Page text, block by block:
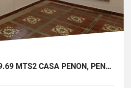
ALQUILER LOCAL 19.69 MTS2 CASA PEÑON, PEÑON OESTE DE CALI A-165